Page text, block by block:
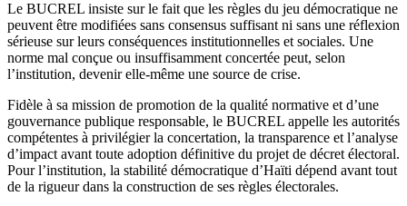
Le BUCREL insiste sur le fait que les règles du jeu démocratique ne
peuvent être modifiées sans consensus suffisant ni sans une réflexion
sérieuse sur leurs conséquences institutionnelles et sociales. Une
norme mal conçue ou insuffisamment concertée peut, selon
l’institution, devenir elle-même une source de crise.
Fidèle à sa mission de promotion de la qualité normative et d’une
gouvernance publique responsable, le BUCREL appelle les autorités
compétentes à privilégier la concertation, la transparence et l’analyse
d’impact avant toute adoption définitive du projet de décret électoral.
Pour l’institution, la stabilité démocratique d’Haïti dépend avant tout
de la rigueur dans la construction de ses règles électorales.